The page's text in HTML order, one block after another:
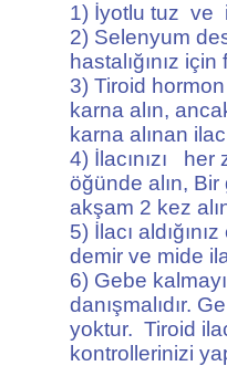
1) İyotlu tuz ve
2) Selenyum
hastalığınız
3) Tiroid
karna alın,
karna alınan
4) İlacınızı her
öğünde alın,
akşam 2 kez
5) İlacı
demir ve mide
6) Gebe
danışmalıdır.
yoktur. Tiroid
kontrollerinizi